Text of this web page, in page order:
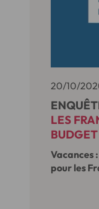
20/10/
LES
Vacances
pour les